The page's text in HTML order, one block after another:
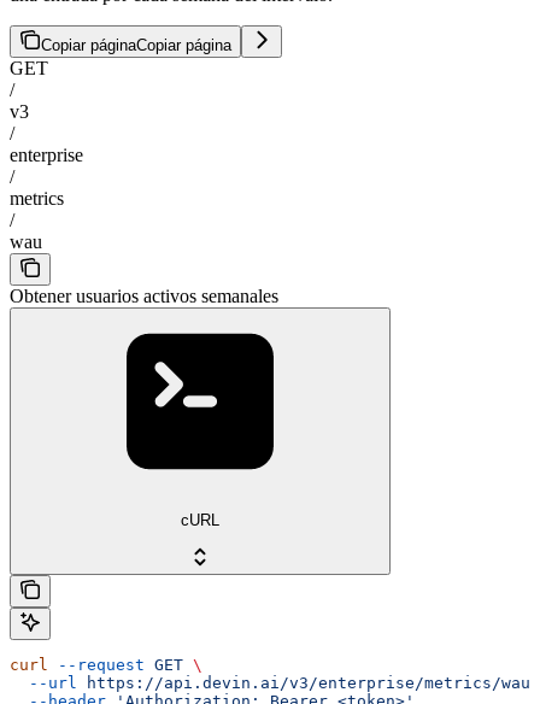
Copiar páginaCopiar página
GET
/
v3
/
enterprise
/
metrics
/
wau
Obtener usuarios activos semanales
cURL
curl --request GET \
  --url
https://api.devin.ai/v3/enterprise/metrics/wau